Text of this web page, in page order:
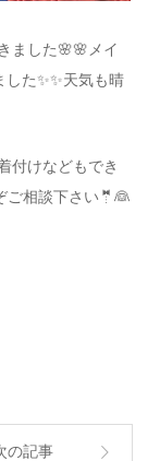
ました🌸🌸メイ
た✨✨天気も晴
付けなどもでき
ご相談下さい🤵👰
の記事